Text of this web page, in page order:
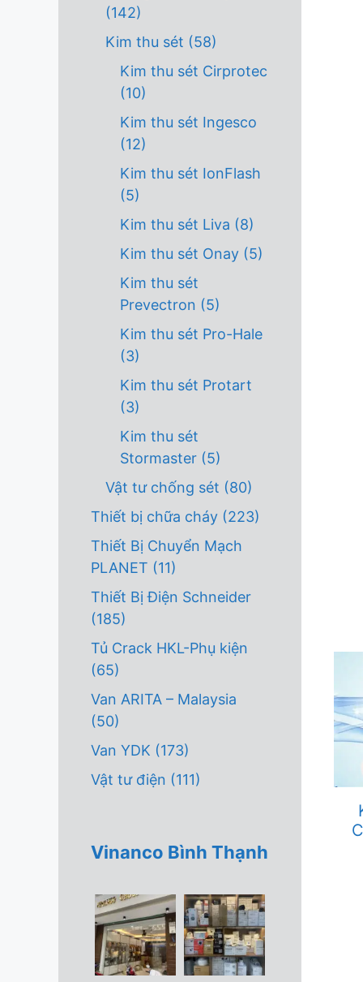
(142)
Kim thu sét (58)
Kim thu sét Cirprotec
(10)
Kim thu sét Ingesco
(12)
Kim thu sét IonFlash
(5)
Kim thu sét Liva (8)
Kim thu sét Onay (5)
Kim thu sét
Prevectron (5)
Kim thu sét Pro-Hale
(3)
Kim thu sét Protart
(3)
Kim thu sét
Stormaster (5)
Vật tư chống sét (80)
Thiết bị chữa cháy (223)
Thiết Bị Chuyển Mạch
PLANET (11)
Thiết Bị Điện Schneider
(185)
Tủ Crack HKL-Phụ kiện
(65)
Van ARITA – Malaysia
(50)
Van YDK (173)
Vật tư điện (111)
Vinanco Bình Thạnh